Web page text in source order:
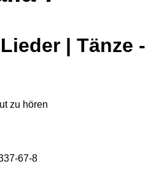
| Tänze -
zu hören
67-8